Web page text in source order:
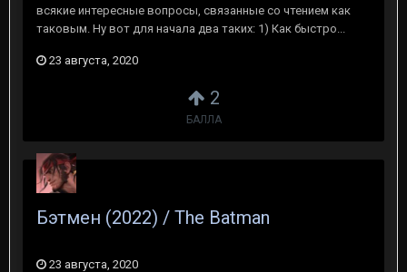
2
БАЛЛА
всякие интересные вопросы, связанные со чтением как
таковым. Ну вот для начала два таких: 1) Как быстро...
23 августа, 2020
Бэтмен (2022) / The Batman
23 августа, 2020